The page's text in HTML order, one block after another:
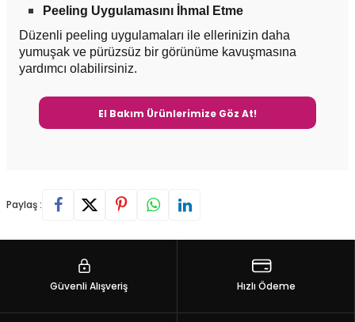
Peeling Uygulamasını İhmal Etme
Düzenli peeling uygulamaları ile ellerinizin daha
yumuşak ve pürüzsüz bir görünüme kavuşmasına
yardımcı olabilirsiniz.
El Bakım Ürünlerimize Göz At!
Paylaş :
Güvenli Alışveriş Hızlı Ödeme